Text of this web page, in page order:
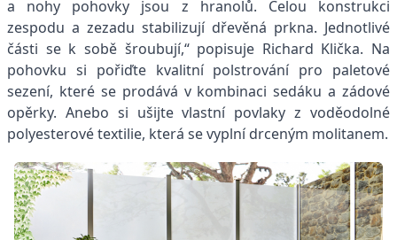
a nohy pohovky jsou z hranolů. Celou konstrukci
zespodu a zezadu stabilizují dřevěná prkna. Jednotlivé
části se k sobě šroubují,“ popisuje Richard Klička. Na
pohovku si pořiďte kvalitní polstrování pro paletové
sezení, které se prodává v kombinaci sedáku a zádové
opěrky. Anebo si ušijte vlastní povlaky z voděodolné
polyesterové textilie, která se vyplní drceným molitanem.